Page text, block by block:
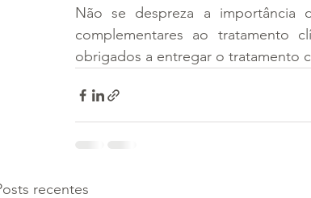
Não se despreza a importância
complementares ao tratamento
obrigados a entregar o tratamento
recentes